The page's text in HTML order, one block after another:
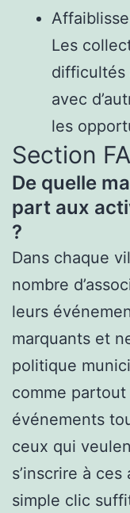
Les
difficultés
avec
les
Section
De quelle
part aux
?
Dans chaque
nombre
leurs
marquants et
politique
comme
événements
ceux qui
s’inscrire à
simple clic